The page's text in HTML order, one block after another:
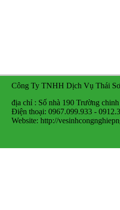
Công Ty TNHH Dịch Vụ Thái
địa chỉ : Số nhà 190 Trường
Điện thoại: 0967.099.933 -
Website: http://